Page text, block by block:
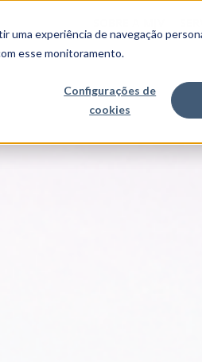
experiência de navegação
esse monitoramento.
Configurações de
cookies